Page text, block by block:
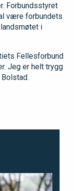
Forbundsstyret
være forbundets
i
Fellesforbund
Jeg er helt trygg